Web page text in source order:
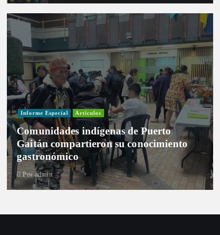
Informe Especial Artículos
Comunidades indígenas de Puerto
Gaitán compartieron su conocimiento
gastronómico
Por admin